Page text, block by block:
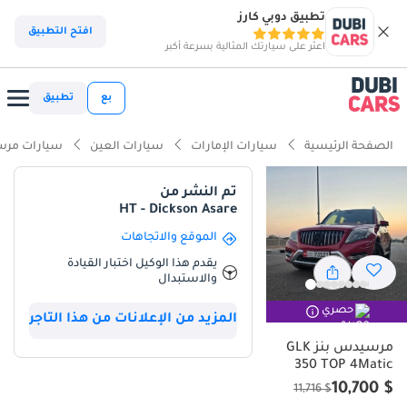
تطبيق دوبي كارز
اعثر على سيارتك المثالية بسرعة أكبر
افتح التطبيق
بع تطبيق
الصفحة الرئيسية سيارات الإمارات سيارات العين سيارات
حصري
مرسيدس بنز GLK
350 TOP 4Matic
$ 10,700
$ 11,716
تم النشر من
HT - Dickson Asare
الموقع والاتجاهات
يقدم هذا الوكيل اختبار القيادة
والاستبدال
المزيد من الإعلانات من هذا التاجر
ذكاء دوبي كارز
ذكاء دوبيكارز
تصنيف السلامة 5 نجوم من NCAP
معيار نظام الصوت من الدرجة الأولى
أقل معدل استهلاك في فئته
ملخص
تُمثل هذه السيارة الرياضية متعددة الاستخدامات فرصةً ممتازةً للمشترين
في دول مجلس التعاون الخليجي الباحثين عن سيارة كروس أوفر ألمانية
فاخرة تجمع بين الأداء العالي وسهولة الاستخدام اليومي. بفضل عداد
الكيلومترات الذي يقع ضمن المعدل الطبيعي لعمرها في الإمارات، فقد تم